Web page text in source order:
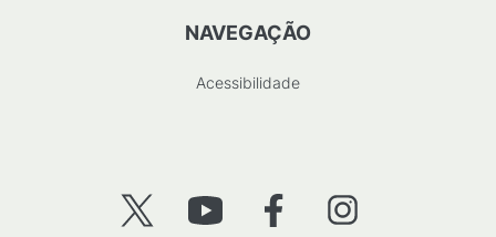
NAVEGAÇÃO
Acessibilidade